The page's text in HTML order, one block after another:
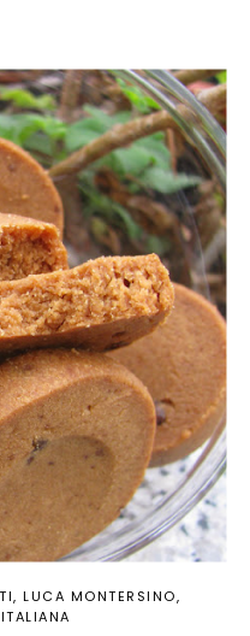
LUCA MONTERSINO